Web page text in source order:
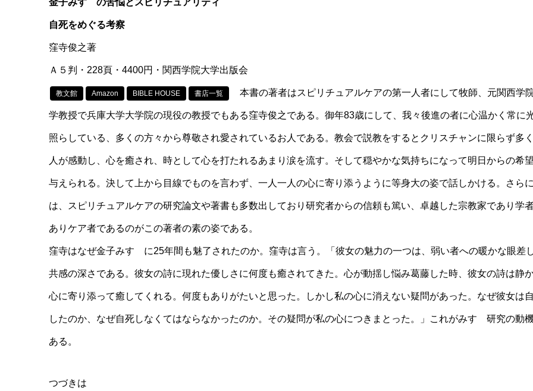
自死をめぐる考察
窪寺俊之著
Ａ５判・228頁・4400円・関西学院大学出版会
教文館 Amazon BIBLE HOUSE 書店一覧 本書の著者はスピリチュアルケアの第一人者にして牧師、元関西学
学教授で兵庫大学大学院の現役の教授でもある窪寺俊之である。御年83歳にして、我々後進の者に心温かく常に
照らしている、多くの方々から尊敬され愛されているお人である。教会で説教をするとクリスチャンに限らず多
人が感動し、心を癒され、時として心を打たれるあまり涙を流す。そして穏やかな気持ちになって明日からの希
与えられる。決して上から目線でものを言わず、一人一人の心に寄り添うように等身大の姿で話しかける。さら
は、スピリチュアルケアの研究論文や著書も多数出しており研究者からの信頼も篤い、卓越した宗教家であり学
ありケア者であるのがこの著者の素の姿である。
窪寺はなぜ金子みすゞに25年間も魅了されたのか。窪寺は言う。「彼女の魅力の一つは、弱い者への暖かな眼差
共感の深さである。彼女の詩に現れた優しさに何度も癒されてきた。心が動揺し悩み葛藤した時、彼女の詩は静
心に寄り添って癒してくれる。何度もありがたいと思った。しかし私の心に消えない疑問があった。なぜ彼女は
したのか、なぜ自死しなくてはならなかったのか。その疑問が私の心につきまとった。」これがみすゞ研究の動
ある。
つづきは